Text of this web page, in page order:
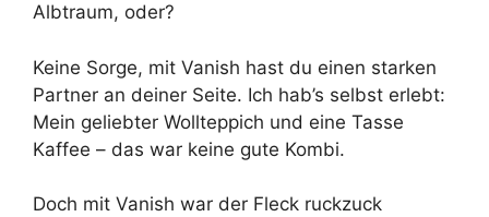
Albtraum, oder?
Keine Sorge, mit Vanish hast du einen starken
Partner an deiner Seite. Ich hab’s selbst erlebt:
Mein geliebter Wollteppich und eine Tasse
Kaffee – das war keine gute Kombi.
Doch mit Vanish war der Fleck ruckzuck